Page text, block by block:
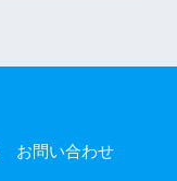
お問い合わせ